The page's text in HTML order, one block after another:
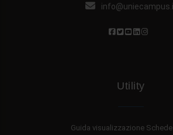
Utility
Guida visualizzazione